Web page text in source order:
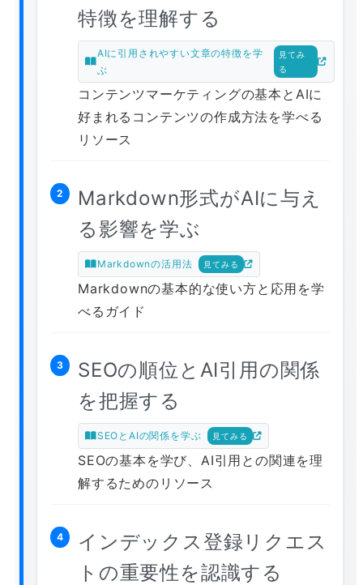
特徴を理解する
AIに引用されやすい文章の特徴を学
ぶ
見てみ
る
コンテンツマーケティングの基本とAIに
好まれるコンテンツの作成方法を学べる
リソース
2
Markdown形式がAIに与え
る影響を学ぶ
Markdownの活用法 見てみる
Markdownの基本的な使い方と応用を学
べるガイド
3
SEOの順位とAI引用の関係
を把握する
SEOとAIの関係を学ぶ 見てみる
SEOの基本を学び、AI引用との関連を理
解するためのリソース
4
インデックス登録リクエス
トの重要性を認識する